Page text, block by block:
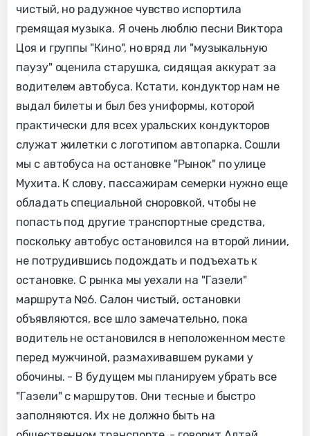
чистый, но радужное чувство испортила
гремящая музыка. Я очень люблю песни Виктора
Цоя и группы "Кино", но вряд ли "музыкальную
паузу" оценила старушка, сидящая аккурат за
водителем автобуса. Кстати, кондуктор нам не
выдал билеты и был без униформы, которой
практически для всех уральских кондукторов
служат жилетки с логотипом автопарка. Сошли
мы с автобуса на остановке "Рынок" по улице
Мухита. К слову, пассажирам семерки нужно еще
обладать специальной сноровкой, чтобы не
попасть под другие транспортные средства,
поскольку автобус остановился на второй линии,
не потрудившись подождать и подъехать к
остановке. С рынка мы уехали на "Газели"
маршрута №6. Салон чистый, остановки
объявляются, все шло замечательно, пока
водитель не остановился в неположенном месте
перед мужчиной, размахивавшем руками у
обочины. - В будущем мы планируем убрать все
"Газели" с маршрутов. Они тесные и быстро
заполняются. Их не должно быть на